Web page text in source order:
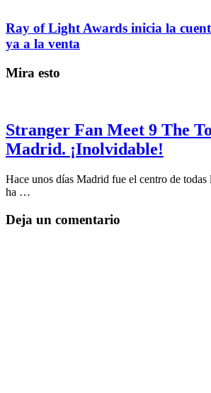
Ray of Light Awards inicia la
ya a la venta
Mira esto
Stranger Fan Meet 9 The
Madrid. ¡Inolvidable!
Hace unos días Madrid fue el centro de todas
ha …
Deja un comentario